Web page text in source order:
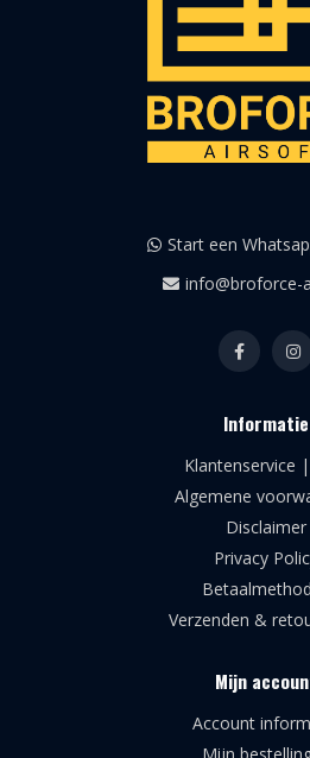
Start een
info@broforce-
Informatie
Klantenservice
Algemene
Disclaimer
Privacy
Verzenden &
Mijn
Account